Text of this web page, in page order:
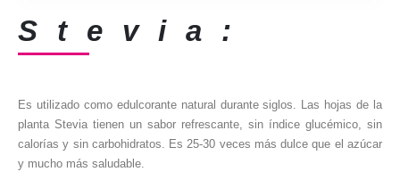
Stevia:
Es utilizado como edulcorante natural durante siglos. Las hojas de la
planta Stevia tienen un sabor refrescante, sin índice glucémico, sin
calorías y sin carbohidratos. Es 25-30 veces más dulce que el azúcar
y mucho más saludable.